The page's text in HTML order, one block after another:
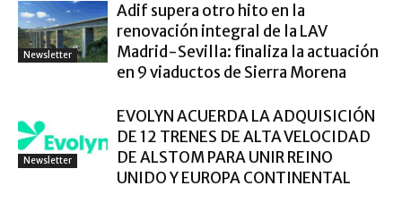
Newsletter
Adif supera otro hito en la
renovación integral de la LAV
Madrid-Sevilla: finaliza la actuación
en 9 viaductos de Sierra Morena
Newsletter
EVOLYN ACUERDA LA ADQUISICIÓN
DE 12 TRENES DE ALTA VELOCIDAD
DE ALSTOM PARA UNIR REINO
UNIDO Y EUROPA CONTINENTAL